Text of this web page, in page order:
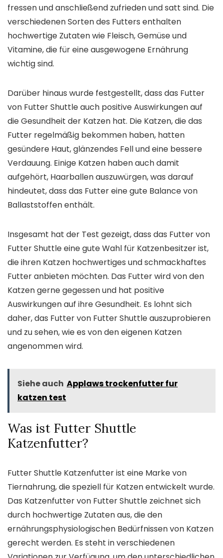
fressen und anschließend zufrieden und satt sind. Die
verschiedenen Sorten des Futters enthalten
hochwertige Zutaten wie Fleisch, Gemüse und
Vitamine, die für eine ausgewogene Ernährung
wichtig sind.
Darüber hinaus wurde festgestellt, dass das Futter
von Futter Shuttle auch positive Auswirkungen auf
die Gesundheit der Katzen hat. Die Katzen, die das
Futter regelmäßig bekommen haben, hatten
gesündere Haut, glänzendes Fell und eine bessere
Verdauung. Einige Katzen haben auch damit
aufgehört, Haarballen auszuwürgen, was darauf
hindeutet, dass das Futter eine gute Balance von
Ballaststoffen enthält.
Insgesamt hat der Test gezeigt, dass das Futter von
Futter Shuttle eine gute Wahl für Katzenbesitzer ist,
die ihren Katzen hochwertiges und schmackhaftes
Futter anbieten möchten. Das Futter wird von den
Katzen gerne gegessen und hat positive
Auswirkungen auf ihre Gesundheit. Es lohnt sich
daher, das Futter von Futter Shuttle auszuprobieren
und zu sehen, wie es von den eigenen Katzen
angenommen wird.
Siehe auch Applaws trockenfutter fur
katzen test
Was ist Futter Shuttle
Katzenfutter?
Futter Shuttle Katzenfutter ist eine Marke von
Tiernahrung, die speziell für Katzen entwickelt wurde.
Das Katzenfutter von Futter Shuttle zeichnet sich
durch hochwertige Zutaten aus, die den
ernährungsphysiologischen Bedürfnissen von Katzen
gerecht werden. Es steht in verschiedenen